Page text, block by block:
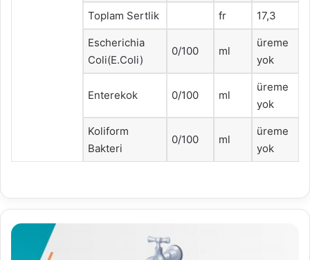
Toplam Sertlik fr 17,3
Escherichia
Coli(E.Coli)
0/100 ml
üreme
yok
Enterekok 0/100 ml
üreme
yok
Koliform
Bakteri
0/100 ml
üreme
yok
27.10.2021